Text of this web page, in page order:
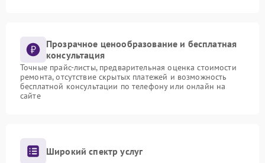
Прозрачное ценообразование и бесплатная
консультация
Точные прайс-листы, предварительная оценка стоимости
ремонта, отсутствие скрытых платежей и возможность
бесплатной консультации по телефону или онлайн на
сайте
Широкий спектр услуг